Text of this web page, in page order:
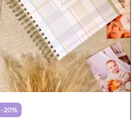
-20%